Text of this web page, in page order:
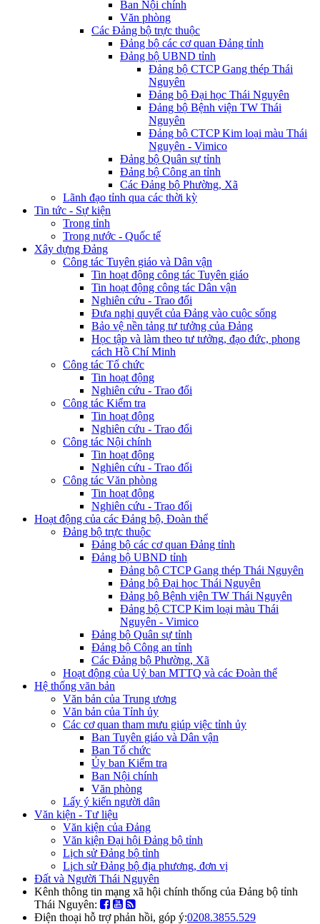
Ban Nội chính
Văn phòng
Các Đảng bộ trực thuộc
Đảng bộ các cơ quan Đảng tỉnh
Đảng bộ UBND tỉnh
Đảng bộ CTCP Gang thép Thái
Nguyên
Đảng bộ Đại học Thái Nguyên
Đảng bộ Bệnh viện TW Thái
Nguyên
Đảng bộ CTCP Kim loại màu Thái
Nguyên - Vimico
Đảng bộ Quân sự tỉnh
Đảng bộ Công an tỉnh
Các Đảng bộ Phường, Xã
Lãnh đạo tỉnh qua các thời kỳ
Tin tức - Sự kiện
Trong tỉnh
Trong nước - Quốc tế
Xây dựng Đảng
Công tác Tuyên giáo và Dân vận
Tin hoạt động công tác Tuyên giáo
Tin hoạt động công tác Dân vận
Nghiên cứu - Trao đổi
Đưa nghị quyết của Đảng vào cuộc sống
Bảo vệ nền tảng tư tưởng của Đảng
Học tập và làm theo tư tưởng, đạo đức, phong
cách Hồ Chí Minh
Công tác Tổ chức
Tin hoạt động
Nghiên cứu - Trao đổi
Công tác Kiểm tra
Tin hoạt động
Nghiên cứu - Trao đổi
Công tác Nội chính
Tin hoạt động
Nghiên cứu - Trao đổi
Công tác Văn phòng
Tin hoạt động
Nghiên cứu - Trao đổi
Hoạt động của các Đảng bộ, Đoàn thể
Đảng bộ trực thuộc
Đảng bộ các cơ quan Đảng tỉnh
Đảng bộ UBND tỉnh
Đảng bộ CTCP Gang thép Thái Nguyên
Đảng bộ Đại học Thái Nguyên
Đảng bộ Bệnh viện TW Thái Nguyên
Đảng bộ CTCP Kim loại màu Thái
Nguyên - Vimico
Đảng bộ Quân sự tỉnh
Đảng bộ Công an tỉnh
Các Đảng bộ Phường, Xã
Hoạt động của Uỷ ban MTTQ và các Đoàn thể
Hệ thống văn bản
Văn bản của Trung ương
Văn bản của Tỉnh ủy
Các cơ quan tham mưu giúp việc tỉnh ủy
Ban Tuyên giáo và Dân vận
Ban Tổ chức
Ủy ban Kiểm tra
Ban Nội chính
Văn phòng
Lấy ý kiến người dân
Văn kiện - Tư liệu
Văn kiện của Đảng
Văn kiện Đại hội Đảng bộ tỉnh
Lịch sử Đảng bộ tỉnh
Lịch sử Đảng bộ địa phương, đơn vị
Đất và Người Thái Nguyên
Kênh thông tin mạng xã hội chính thống của Đảng bộ tỉnh
Thái Nguyên:
Điện thoại hỗ trợ phản hồi, góp ý:0208.3855.529